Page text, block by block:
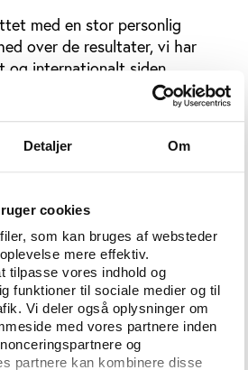
Detaljer Om
cookies
som kan bruges af websteder
mere effektiv.
tilpasse vores indhold og
funktioner til sociale medier og til
Vi deler også oplysninger om
med vores partnere inden
og
partnere kan kombinere disse
med en stor personlig
over de resultater, vi har
og internationalt siden
for over 13 år siden. Vi har i
inspirerende og
vil gerne sende en stor tak til
og medarbejdere, som
vil stå for integritet,
nysgerrighed i forhold til at
de største udfordringer i
brede folkeoplysende sektor,”
har taget opsigelsen til
med at videreføre instituttet